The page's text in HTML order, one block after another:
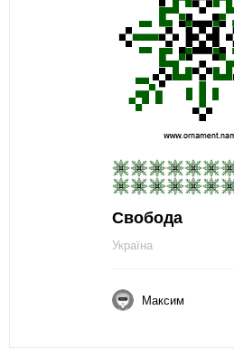
Свобода
Україна
Максим